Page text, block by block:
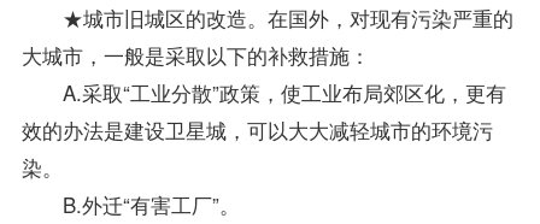
★城市旧城区的改造。在国外，对现有污染严重的
大城市，一般是采取以下的补救措施：
A.采取“工业分散”政策，使工业布局郊区化，更有
效的办法是建设卫星城，可以大大减轻城市的环境污
染。
B.外迁“有害工厂”。